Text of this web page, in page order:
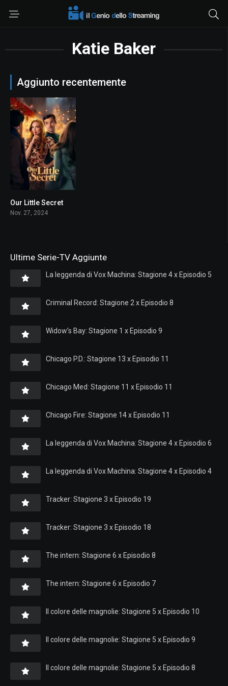
Katie Baker
Aggiunto recentemente
6.1
Our Little Secret
Nov. 27, 2024
Ultime Serie-TV Aggiunte
La leggenda di Vox Machina: Stagione 4 x Episodio 5
Criminal Record: Stagione 2 x Episodio 8
Widow’s Bay: Stagione 1 x Episodio 9
Chicago P.D.: Stagione 13 x Episodio 11
Chicago Med: Stagione 11 x Episodio 11
Chicago Fire: Stagione 14 x Episodio 11
La leggenda di Vox Machina: Stagione 4 x Episodio 6
La leggenda di Vox Machina: Stagione 4 x Episodio 4
Tracker: Stagione 3 x Episodio 19
Tracker: Stagione 3 x Episodio 18
The intern: Stagione 6 x Episodio 8
The intern: Stagione 6 x Episodio 7
Il colore delle magnolie: Stagione 5 x Episodio 10
Il colore delle magnolie: Stagione 5 x Episodio 9
Il colore delle magnolie: Stagione 5 x Episodio 8